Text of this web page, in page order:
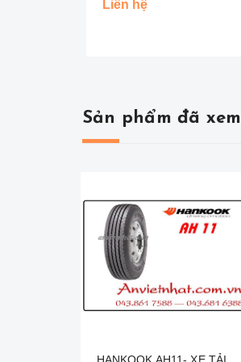
Liên hệ
Sản phẩm đã xem
HANKOOK AH11- XE TẢI